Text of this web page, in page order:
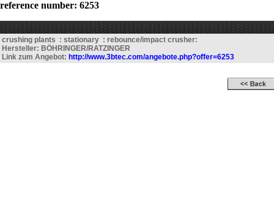
reference number: 6253
crushing plants : stationary : rebounce/impact crusher:
Hersteller: BÖHRINGER/RATZINGER
Link zum Angebot: http://www.3btec.com/angebote.php?offer=6253